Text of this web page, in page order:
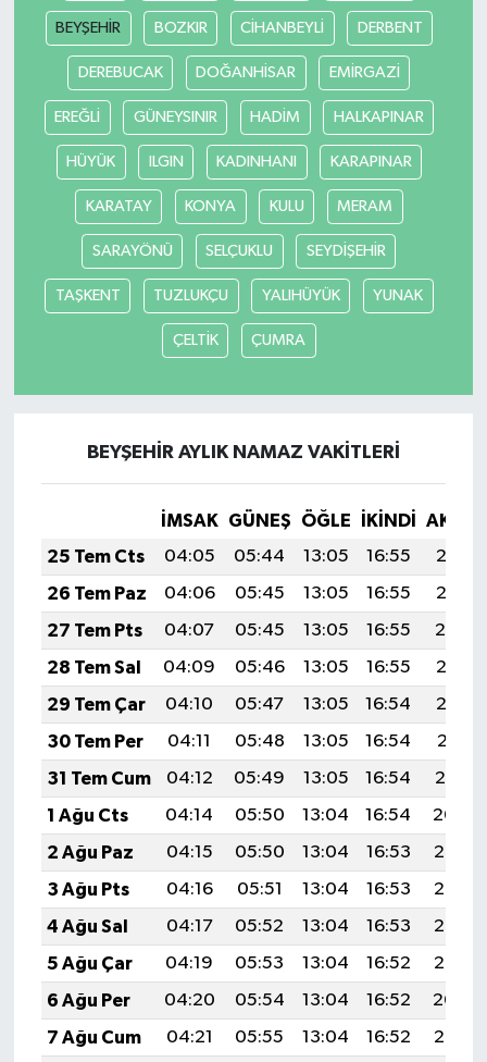
BEYŞEHİR BOZKIR CİHANBEYLİ DERBENT
DEREBUCAK DOĞANHİSAR EMİRGAZİ
EREĞLİ GÜNEYSINIR HADİM HALKAPINAR
HÜYÜK ILGIN KADINHANI KARAPINAR
KARATAY KONYA KULU MERAM
SARAYÖNÜ SELÇUKLU SEYDİŞEHİR
TAŞKENT TUZLUKÇU YALIHÜYÜK YUNAK
ÇELTİK ÇUMRA
BEYŞEHİR AYLIK NAMAZ VAKITLERI
İMSAK GÜNEŞ ÖĞLE İKINDI
25 Tem Cts
04:05 05:44 13:05 16:55
20:16
26 Tem Paz
04:06 05:45 13:05 16:55
20:15
27 Tem Pts
04:07 05:45 13:05 16:55
20:14
28 Tem Sal
04:09 05:46 13:05 16:55
20:13
29 Tem Çar
04:10 05:47 13:05 16:54
20:12
30 Tem Per
04:11 05:48 13:05 16:54
20:11
31 Tem Cum
04:12 05:49 13:05 16:54
20:10
1 Ağu Cts
04:14 05:50 13:04 16:54
20:09
2 Ağu Paz
04:15 05:50 13:04 16:53
20:08
3 Ağu Pts
04:16 05:51 13:04 16:53
20:07
4 Ağu Sal
04:17 05:52 13:04 16:53
20:06
5 Ağu Çar
04:19 05:53 13:04 16:52
20:05
6 Ağu Per
04:20 05:54 13:04 16:52
20:04
7 Ağu Cum
04:21 05:55 13:04 16:52
20:03